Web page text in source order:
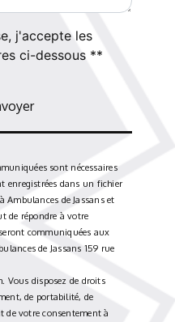
j'accepte les
ci-dessous **
sont nécessaires
enregistrées dans un fichier
Ambulances de Jassans et
de répondre à votre
communiquées aux
de Jassans 159 rue
Vous disposez de droits
de portabilité, de
de votre consentement à